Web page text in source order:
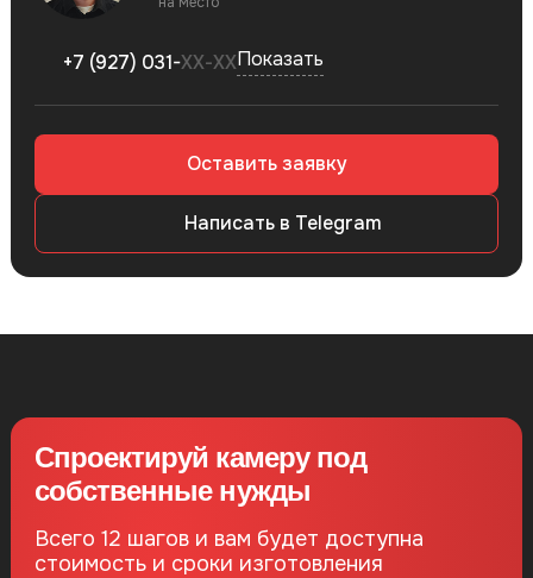
+7 (927) 031-ХХ-ХХПоказать
Оставить заявку
Написать в Telegram
Спроектируй камеру под
собственные нужды
Всего 12 шагов и вам будет доступна
стоимость и сроки изготовления